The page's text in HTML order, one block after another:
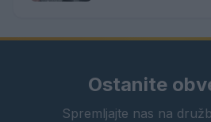
Ostanite
Spremljajte nas na